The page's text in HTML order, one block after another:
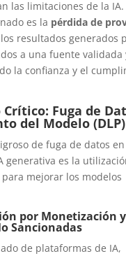
las limitaciones de la IA.
es la pérdida de
resultados generados
a una fuente validada
la confianza y el
Crítico: Fuga de
del Modelo (DLP)
de fuga de datos en
generativa es la
mejorar los modelos
por Monetización
Sancionadas
de plataformas de IA,